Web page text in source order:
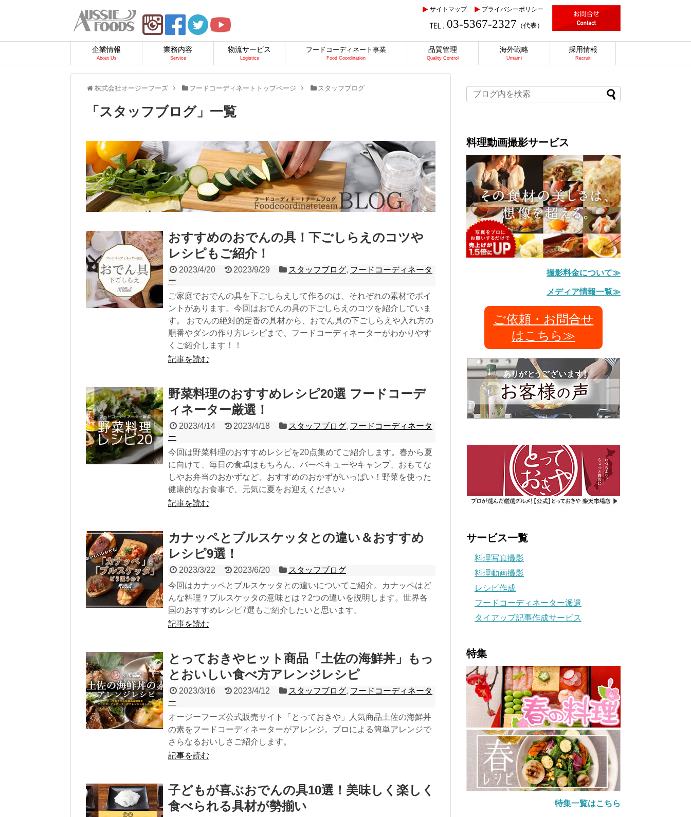
サイトマップ プライバシーポリシー
03-5367-2327 （代表）
企業情報
About Us
業務内容
Service
物流サービス
Logistics
フードコーディネート事業
Food Coordination
品質管理
Quality Control
海外戦略
Umami
採用情報
Recruit
株式会社オージーフーズ フードコーディネートトップページ スタッフブログ
「 スタッフブログ」 一覧
おすすめのおでんの具！下ごしらえのコツや
レシピもご紹介！
2023/4/20 2023/9/29 スタッフブログ, フードコーディネータ
ー
ご家庭でおでんの具を下ごしらえして作るのは、それぞれの素材でポイ
ントがあります。今回はおでんの具の下ごしらえのコツを紹介していま
す。 おでんの絶対的定番の具材から、おでん具の下ごしらえや入れ方の
順番やダシの作り方レシピまで、フードコーディネーターがわかりやす
くご紹介します！！
記事を読む
野菜料理のおすすめレシピ20選 フードコーデ
ィネーター厳選！
2023/4/14 2023/4/18 スタッフブログ, フードコーディネータ
ー
今回は野菜料理のおすすめレシピを20点集めてご紹介します。春から夏
に向けて、毎日の食卓はもちろん、バーベキューやキャンプ、おもてな
しやお弁当のおかずなど、おすすめのおかずがいっぱい！野菜を使った
健康的なお食事で、元気に夏をお迎えください♪
記事を読む
カナッペとブルスケッタとの違い＆おすすめ
レシピ9選！
2023/3/22 2023/6/20
スタッフブログ
今回はカナッペとブルスケッタとの違いについてご紹介。カナッペはど
んな料理？ブルスケッタの意味とは？2つの違いを説明します。世界各
国のおすすめレシピ7選もご紹介したいと思います。
記事を読む
とっておきやヒット商品「土佐の海鮮丼」もっ
とおいしい食べ方アレンジレシピ
2023/3/16 2023/4/12 スタッフブログ, フードコーディネータ
ー
オージーフーズ公式販売サイト「とっておきや」人気商品土佐の海鮮丼
の素をフードコーディネーターがアレンジ。プロによる簡単アレンジで
さらなるおいしさご紹介します。
記事を読む
子どもが喜ぶおでんの具10選！美味しく楽しく
食べられる具材が勢揃い
料理動画撮影サービス
撮影料金について≫
メディア情報一覧≫
ご依頼・お問合せ
はこちら≫
サービス一覧
料理写真撮影
料理動画撮影
レシピ作成
フードコーディネーター派遣
タイアップ記事作成サービス
特集
特集一覧はこちら